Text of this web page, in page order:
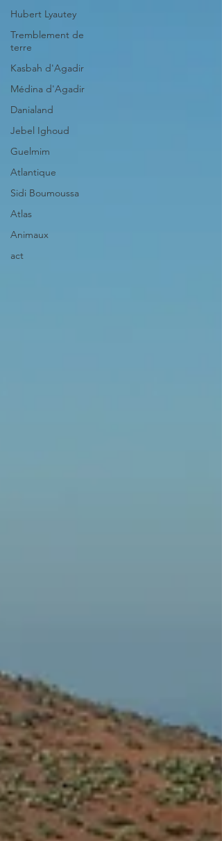
Hubert Lyautey
Tremblement de
terre
Kasbah d'Agadir
Médina d'Agadir
Danialand
Jebel Ighoud
Guelmim
Atlantique
Sidi Boumoussa
Atlas
Animaux
act